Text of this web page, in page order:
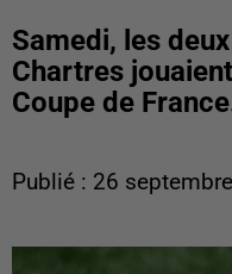
Samedi, les
Chartres
Coupe de
Publié : 26